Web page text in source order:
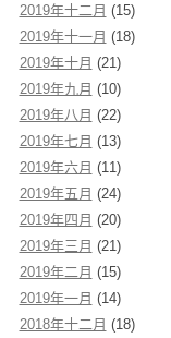
2019年十二月 (15)
2019年十一月 (18)
2019年十月 (21)
2019年九月 (10)
2019年八月 (22)
2019年七月 (13)
2019年六月 (11)
2019年五月 (24)
2019年四月 (20)
2019年三月 (21)
2019年二月 (15)
2019年一月 (14)
2018年十二月 (18)